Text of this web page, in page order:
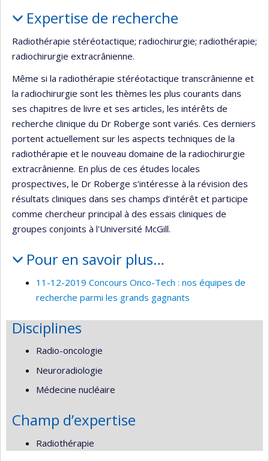
Expertise de recherche
Radiothérapie stéréotactique; radiochirurgie; radiothérapie;
radiochirurgie extracrânienne.
Même si la radiothérapie stéréotactique transcrânienne et
la radiochirurgie sont les thèmes les plus courants dans
ses chapitres de livre et ses articles, les intérêts de
recherche clinique du Dr Roberge sont variés. Ces derniers
portent actuellement sur les aspects techniques de la
radiothérapie et le nouveau domaine de la radiochirurgie
extracrânienne. En plus de ces études locales
prospectives, le Dr Roberge s’intéresse à la révision des
résultats cliniques dans ses champs d’intérêt et participe
comme chercheur principal à des essais cliniques de
groupes conjoints à l'Université McGill.
Pour en savoir plus…
11-12-2019 Concours Onco-Tech : nos équipes de
recherche parmi les grands gagnants
Disciplines
Radio-oncologie
Neuroradiologie
Médecine nucléaire
Champ d’expertise
Radiothérapie